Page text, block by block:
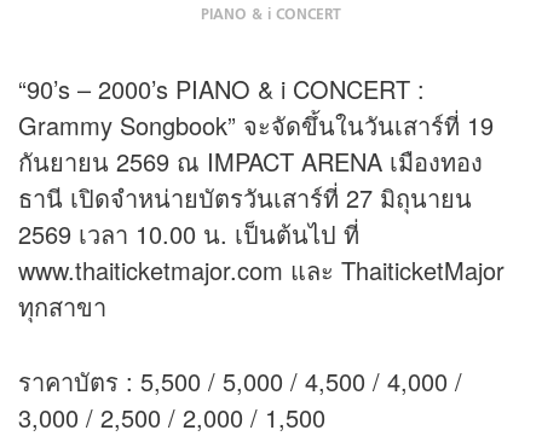
PIANO & i CONCERT
“90’s – 2000’s PIANO & i CONCERT :
Grammy Songbook” จะจัดขึ้นในวันเสาร์ที่ 19
กันยายน 2569 ณ IMPACT ARENA เมืองทอง
ธานี เปิดจำหน่ายบัตรวันเสาร์ที่ 27 มิถุนายน
2569 เวลา 10.00 น. เป็นต้นไป ที่
www.thaiticketmajor.com และ ThaiticketMajor
ทุกสาขา
ราคาบัตร : 5,500 / 5,000 / 4,500 / 4,000 /
3,000 / 2,500 / 2,000 / 1,500